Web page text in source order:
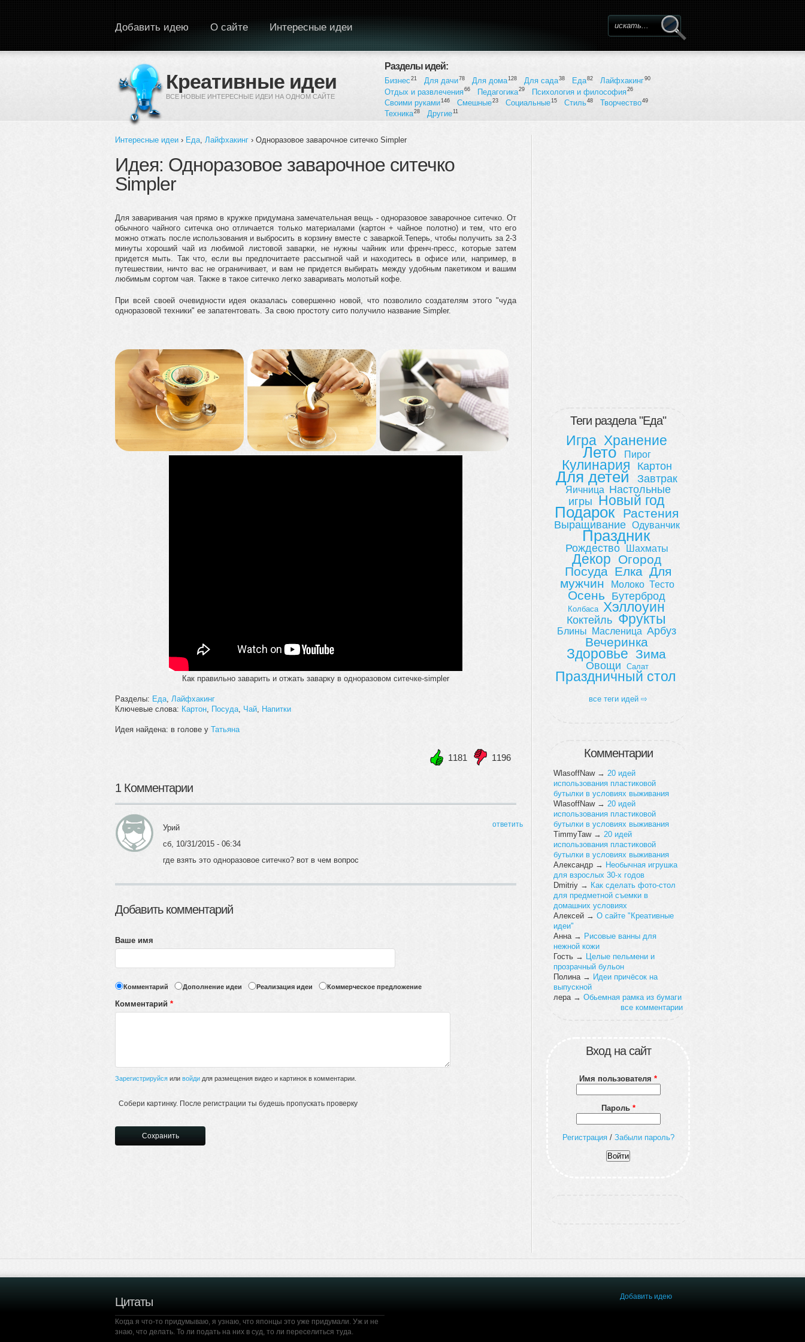
Креативные идеи
ВСЕ НОВЫЕ ИНТЕРЕСНЫЕ ИДЕИ НА ОДНОМ САЙТЕ
Добавить идею О сайте Интересные идеи Форма поиска
Разделы идей:
Бизнес 21 Для дачи78 Для дома128 Для сада38 Еда82 Лайфхакинг90
Отдых и развлечения66 Педагогика29 Психология и философия26
Своими руками146 Смешные23 Социальные 15 Стиль48 Творчество49
Техника28 Другие 11
Вы здесь
Интересные идеи › Еда, Лайфхакинг › Одноразовое заварочное ситечко Simpler
Идея: Одноразовое заварочное ситечко
Simpler
Для заваривания чая прямо в кружке придумана замечательная вещь - одноразовое заварочное ситечко. От
обычного чайного ситечка оно отличается только материалами (картон + чайное полотно) и тем, что его
можно отжать после использования и выбросить в корзину вместе с заваркой.Теперь, чтобы получить за 2-3
минуты хороший чай из любимой листовой заварки, не нужны чайник или френч-пресс, которые затем
придется мыть. Так что, если вы предпочитаете рассыпной чай и находитесь в офисе или, например, в
путешествии, ничто вас не ограничивает, и вам не придется выбирать между удобным пакетиком и вашим
любимым сортом чая. Также в такое ситечко легко заваривать молотый кофе.
При всей своей очевидности идея оказалась совершенно новой, что позволило создателям этого "чуда
одноразовой техники" ее запатентовать. За свою простоту сито получило название Simpler.
Как правильно заварить и отжать заварку в одноразовом ситечке-simpler
Разделы: Еда, Лайфхакинг
Ключевые слова: Картон, Посуда, Чай, Напитки
Идея найдена: в голове у Татьяна
1181 1196
1 Комментарии
Урий
сб, 10/31/2015 - 06:34
где взять это одноразовое ситечко? вот в чем вопрос
ответить
Добавить комментарий
Ваше имя
Комментарий Дополнение идеи Реализация идеи Коммерческое предложение
Комментарий *
Зарегистрируйся или войди для размещения видео и картинок в комментарии.
Собери картинку. После регистрации ты будешь пропускать проверку
Теги раздела "Еда"
Игра Хранение
Лето Пирог
Кулинария Картон
Для детей Завтрак
Яичница Настольные
игры Новый год
Подарок Растения
Выращивание Одуванчик
Праздник
Рождество Шахматы
Декор
Огород
Посуда
Елка
Для
мужчин
Молоко Тесто
Осень Бутерброд
Колбаса Хэллоуин
Коктейль Фрукты
Блины Масленица Арбуз
Вечеринка
Здоровье Зима
Овощи Салат
Праздничный стол
все теги идей ⇨
Комментарии
WlasoffNaw→ 20 идей
использования пластиковой
бутылки в условиях выживания
WlasoffNaw→ 20 идей
использования пластиковой
бутылки в условиях выживания
TimmyTaw→ 20 идей
использования пластиковой
бутылки в условиях выживания
Александр → Необычная игрушка
для взрослых 30-х годов
Dmitriy → Как сделать фото-стол
для предметной съемки в
домашних условиях
Алексей → О сайте "Креативные
идеи"
Анна→ Рисовые ванны для
нежной кожи
Гость → Целые пельмени и
прозрачный бульон
Полина→ Идеи причёсок на
выпускной
лера→ Обьемная рамка из бумаги
все комментарии
Вход на сайт
Имя пользователя *
Пароль *
Регистрация/ Забыли пароль?
Цитаты
Когда я что-то придумываю, я узнаю, что японцы это уже придумали. Уж и не
знаю, что делать. То ли подать на них в суд, то ли переселиться туда.
Добавить идею